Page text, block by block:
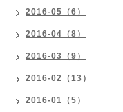
2016-05（6）
2016-04（8）
2016-03（9）
2016-02（13）
2016-01（5）